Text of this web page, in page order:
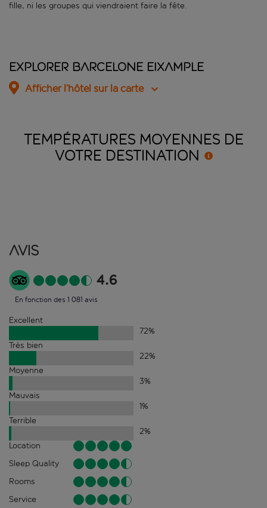
fille, ni les groupes qui viendraient faire la fête.
Explorer Barcelone Eixample
Afficher l’hôtel sur la carte
TEMPÉRATURES MOYENNES DE
VOTRE DESTINATION
Avis
4.6
En fonction des 1 081 avis
Excellent
72%
Très bien
22%
Moyenne
3%
Mauvais
1%
Terrible
2%
Location
Sleep Quality
Rooms
Service